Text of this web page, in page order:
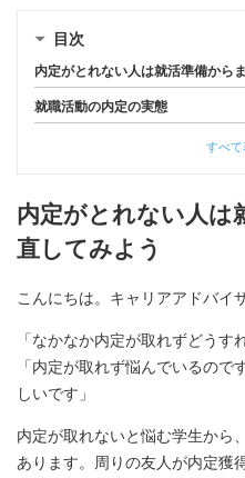
目次
内定がとれない人は就活準備から
就職活動の内定の実態
すべて
内定がとれない人は
直してみよう
こんにちは。キャリアアドバイ
「なかなか内定が取れずどうす
「内定が取れず悩んでいるの
しいです」
内定が取れないと悩む学生から
あります。周りの友人が内定獲